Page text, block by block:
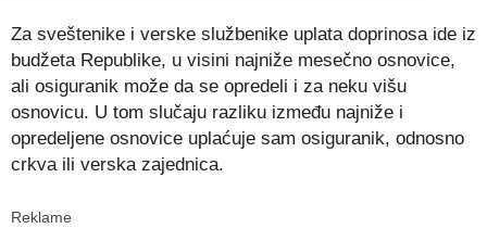
Za sveštenike i verske službenike uplata doprinosa ide iz
budžeta Republike, u visini najniže mesečno osnovice,
ali osiguranik može da se opredeli i za neku višu
osnovicu. U tom slučaju razliku između najniže i
opredeljene osnovice uplaćuje sam osiguranik, odnosno
crkva ili verska zajednica.
Reklame